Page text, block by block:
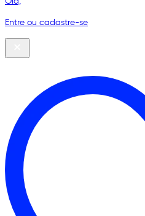
Entre ou cadastre-se